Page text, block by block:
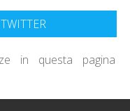
in questa pagina